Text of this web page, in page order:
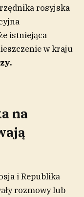
rosyjska
istniejąca
w kraju
na
i Republika
rozmowy lub